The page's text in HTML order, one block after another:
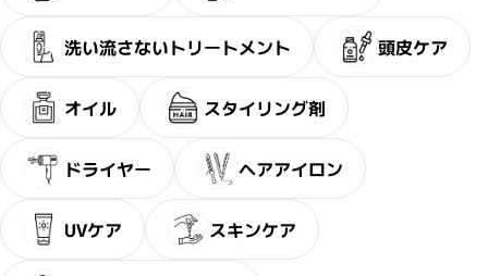
洗い流さないトリートメント 頭皮ケア
オイル スタイリング剤
ドライヤー ヘアアイロン
UVケア スキンケア